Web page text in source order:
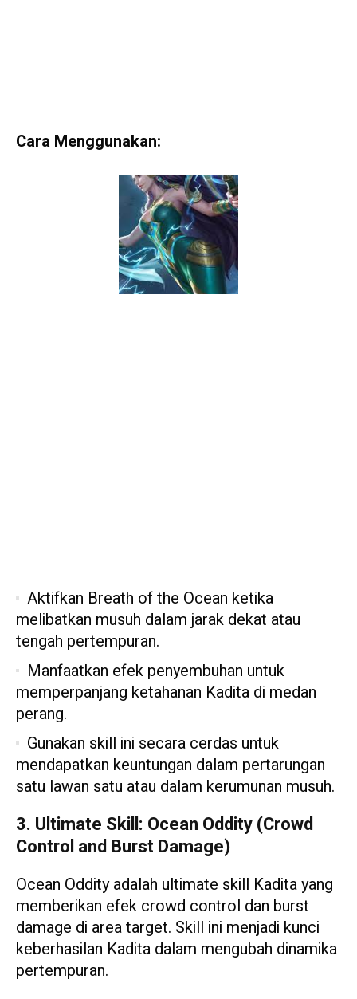
Cara Menggunakan:
Aktifkan Breath of the Ocean ketika
melibatkan musuh dalam jarak dekat atau
tengah pertempuran.
Manfaatkan efek penyembuhan untuk
memperpanjang ketahanan Kadita di medan
perang.
Gunakan skill ini secara cerdas untuk
mendapatkan keuntungan dalam pertarungan
satu lawan satu atau dalam kerumunan musuh.
3. Ultimate Skill: Ocean Oddity (Crowd
Control and Burst Damage)
Ocean Oddity adalah ultimate skill Kadita yang
memberikan efek crowd control dan burst
damage di area target. Skill ini menjadi kunci
keberhasilan Kadita dalam mengubah dinamika
pertempuran.